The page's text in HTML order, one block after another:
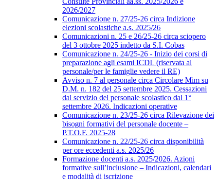
2026/2027
Comunicazione n. 27/25-26 circa Indizione
elezioni scolastiche a.s. 2025/26
Comunicazioni n. 25 e 26/25-26 circa sciopero
del 3 ottobre 2025 indetto da S.I. Cobas
Comunicazione n. 24/25-26 - Inizio dei corsi di
preparazione agli esami ICDL (riservata al
personale/per le famiglie vedere il RE)
Avviso n. 7 al personale circa Circolare Mim su
D.M. n. 182 del 25 settembre 2025. Cessazioni
dal servizio del personale scolastico dal 1°
settembre 2026. Indicazioni operative
Comunicazione n. 23/25-26 circa Rilevazione dei
bisogni formativi del personale docente –
P.T.O.F. 2025-28
Comunicazione n. 22/25-26 circa disponibilità
per ore eccedenti a.s. 2025/26
Formazione docenti a.s. 2025/2026. Azioni
formative sull’inclusione – Indicazioni, calendari
e modalità di iscrizione